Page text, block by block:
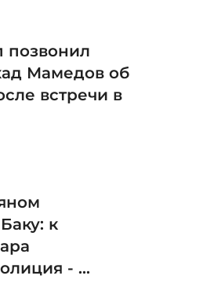
позвонил
Мамедов об
встречи в
к
- ...